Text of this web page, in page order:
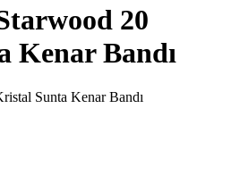
20
Kenar Bandı
Sunta Kenar Bandı